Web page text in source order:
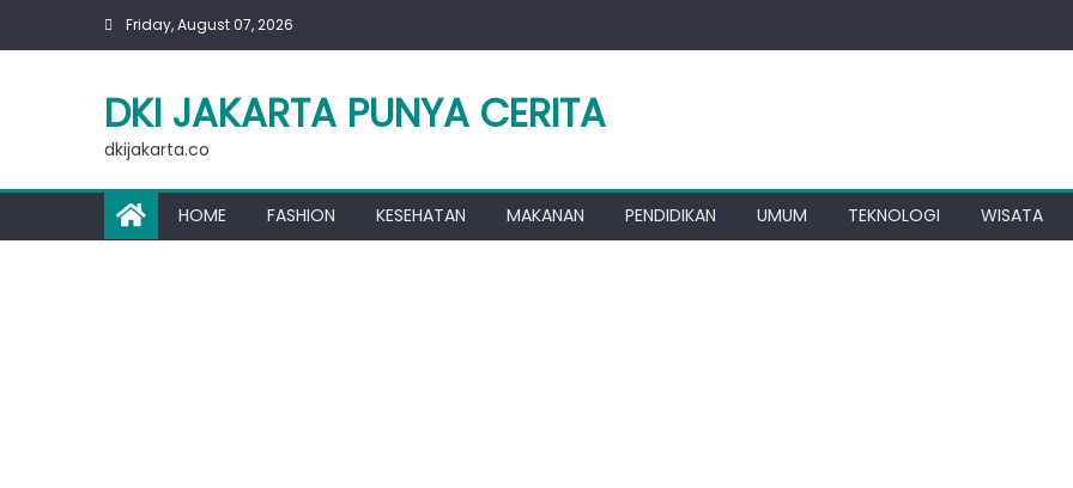
Friday, August 07, 2026
DKI JAKARTA PUNYA CERITA
dkijakarta.co
HOME FASHION KESEHATAN MAKANAN PENDIDIKAN UMUM TEKNOLOGI WISATA